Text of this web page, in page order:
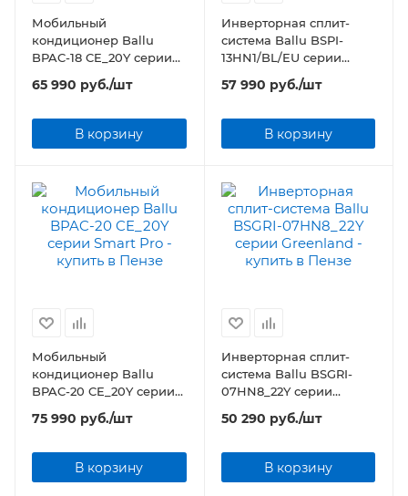
Мобильный
кондиционер Ballu
BPAC-18 CE_20Y серии
65 990 руб./шт
В корзину
Инверторная сплит-
система Ballu BSPI-
13HN1/BL/EU серии
Platinum DC Inverter
Black Editionr
57 990 руб./шт
В корзину
Мобильный
кондиционер Ballu
BPAC-20 CE_20Y серии
75 990 руб./шт
В корзину
Инверторная сплит-
система Ballu BSGRI-
07HN8_22Y серии
50 290 руб./шт
В корзину